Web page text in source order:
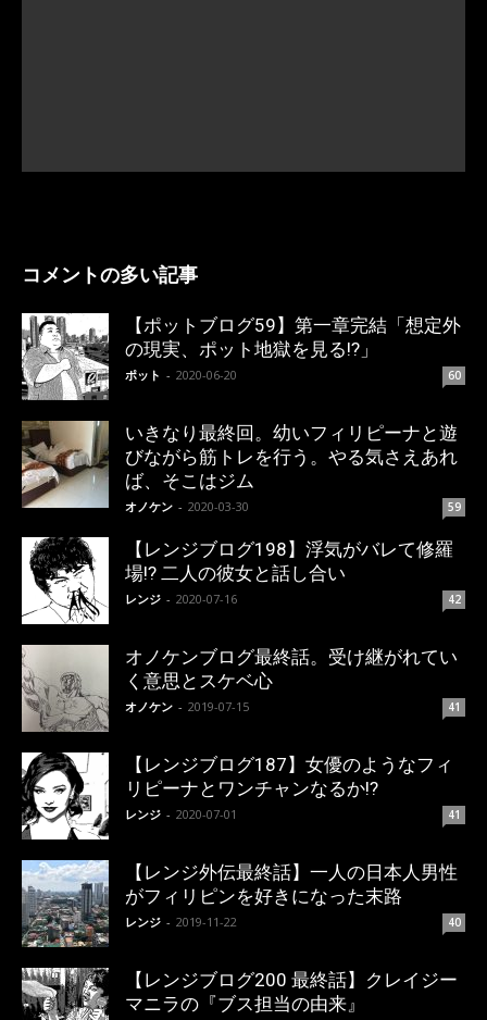
コメントの多い記事
【ポットブログ59】第一章完結「想定外
の現実、ポット地獄を見る!?」
ポット - 2020-06-20 60
いきなり最終回。幼いフィリピーナと遊
びながら筋トレを行う。やる気さえあれ
ば、そこはジム
オノケン - 2020-03-30 59
【レンジブログ198】浮気がバレて修羅
場!? 二人の彼女と話し合い
レンジ - 2020-07-16 42
オノケンブログ最終話。受け継がれてい
く意思とスケベ心
オノケン - 2019-07-15 41
【レンジブログ187】女優のようなフィ
リピーナとワンチャンなるか!?
レンジ - 2020-07-01 41
【レンジ外伝最終話】一人の日本人男性
がフィリピンを好きになった末路
レンジ - 2019-11-22 40
【レンジブログ200 最終話】クレイジー
マニラの『ブス担当の由来』